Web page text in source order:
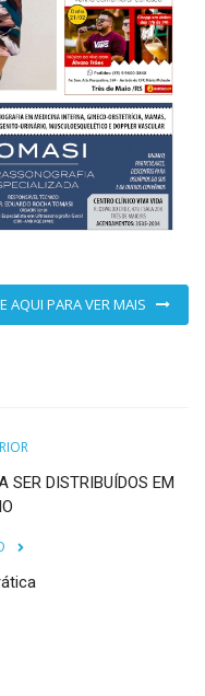
AQUI PARA VER MAIS
SER DISTRIBUÍDOS EM